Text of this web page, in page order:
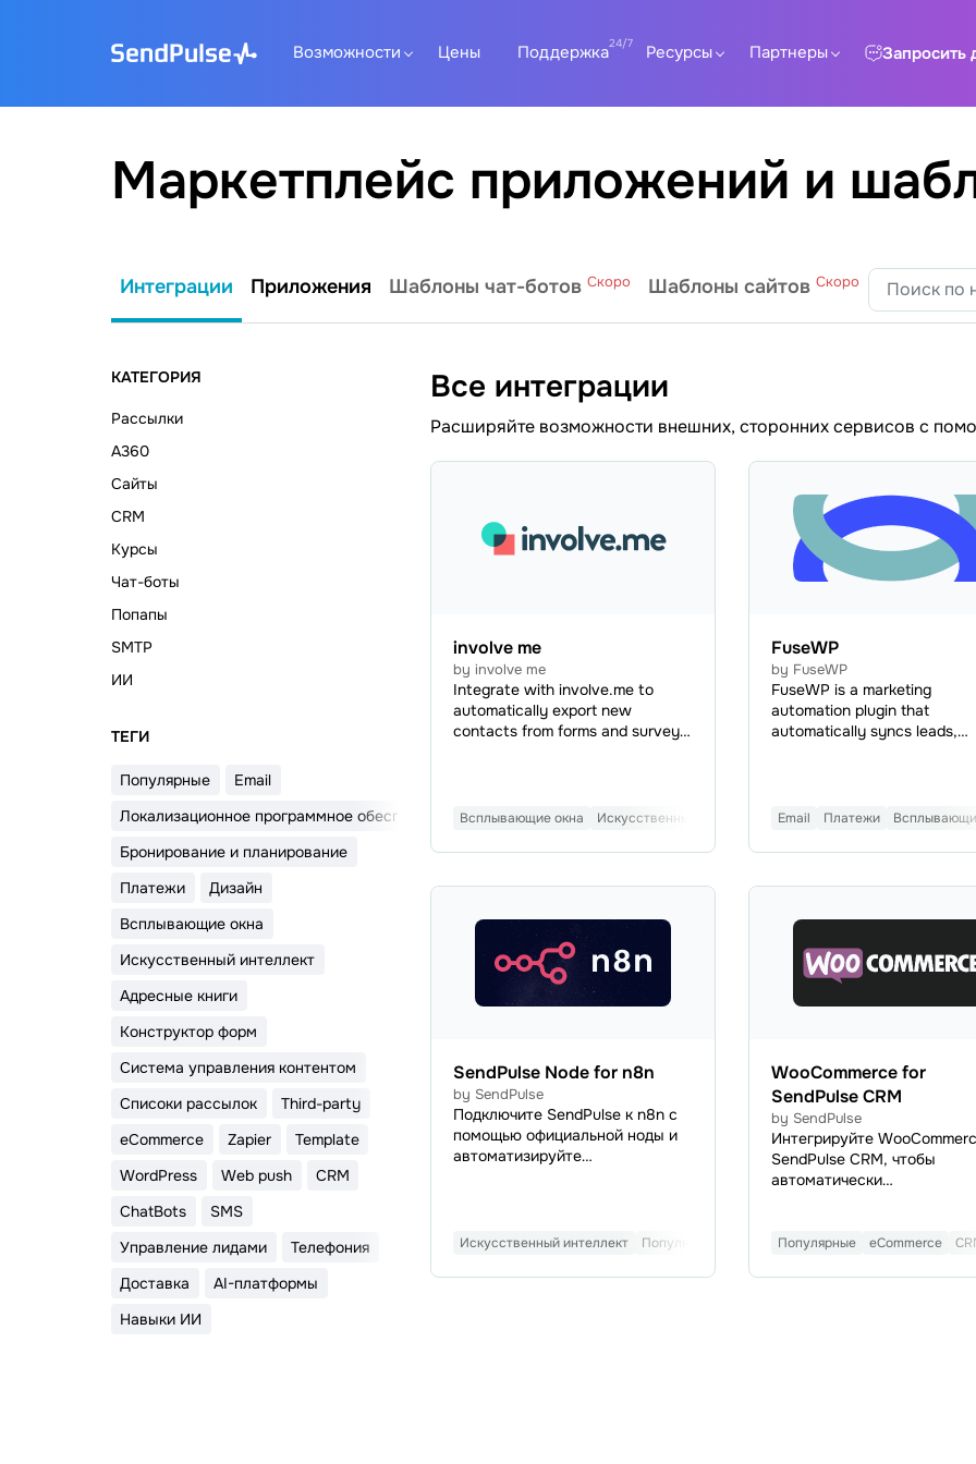
Возможности Цены Поддержка Ресурсы Партнеры Запросить
Маркетплейс приложений и
Интеграции Приложения Шаблоны чат-ботов Скоро Шаблоны сайтов Скоро
КАТЕГОРИЯ
Рассылки
A360
Сайты
CRM
Курсы
Чат-боты
Попапы
SMTP
ИИ
ТЕГИ
Популярные
Email
Локализационное программное обеспечение
Бронирование и планирование
Платежи
Дизайн
Всплывающие окна
Искусственный интеллект
Адресные книги
Конструктор форм
Система управления контентом
Списоки рассылок
Third-party
eCommerce
Zapier
Template
WordPress
Web push
CRM
ChatBots
SMS
Управление лидами
Телефония
Доставка
AI-платформы
Навыки ИИ
Все интеграции
Расширяйте возможности внешних, сторонних сервисов с
involve me
by involve me
Integrate with involve.me to
automatically export new
contacts from forms and surveys
audience, motivate them to learn
reduce the number of abandoned
Всплывающие окна Искусственный интеллект Популярные Управление
FuseWP
by FuseWP
FuseWP is a marketing
automation plugin that
automatically syncs leads,
Systems (LMS), and
Email Платежи
SendPulse Node for n8n
by SendPulse
Подключите SendPulse к n8n с
помощью официальной ноды и
автоматизируйте
отправляйте письма,
ботов и запускайте потоки
Искусственный интеллект Популярные AI-платформы
WooCommerce for
SendPulse CRM
by SendPulse
Интегрируйте
SendPulse CRM, чтобы
автоматически
данные сделок между
Управляйте продажами,
Популярные eCommerce